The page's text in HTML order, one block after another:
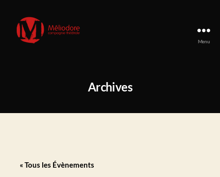
Menu
Archives
« Tous les Évènements